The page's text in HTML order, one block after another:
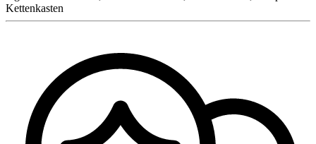
Kettenkasten